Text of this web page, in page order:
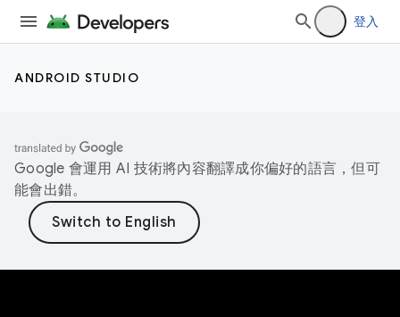
登入
ANDROID STUDIO
Google 會運用 AI 技術將內容翻譯成你偏好的語言，但可
能會出錯。